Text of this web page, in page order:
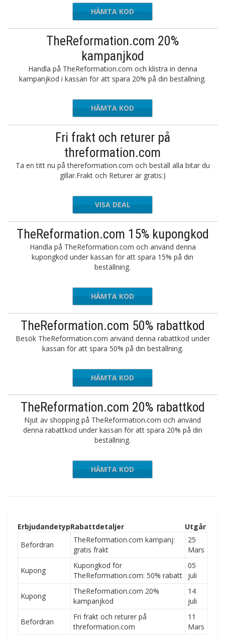
million
HÄMTA KOD
TheReformation.com 20%
kampanjkod
Handla på TheReformation.com och klistra in denna
kampanjkod i kassan för att spara 20% på din beställning.
RTHMAMA
HÄMTA KOD
Fri frakt och returer på
threformation.com
Ta en titt nu på thereformation.com och beställ alla bitar du
gillar.Frakt och Returer är gratis:)
VISA DEAL
TheReformation.com 15% kupongkod
Handla på TheReformation.com och använd denna
kupongkod under kassan för att spara 15% på din
beställning.
CTOLY15
HÄMTA KOD
TheReformation.com 50% rabattkod
Besök TheReformation.com använd denna rabattkod under
kassan för att spara 50% på din beställning.
million
HÄMTA KOD
TheReformation.com 20% rabattkod
Njut av shopping på TheReformation.com och använd
denna rabattkod under kassan för att spara 20% på din
beställning.
RTHMAMA
HÄMTA KOD
ErbjudandetypRabattdetaljer
Utgår
Befordran
TheReformation.com kampanj:
gratis frakt
25
Mars
Kupong
Kupongkod för
TheReformation.com: 50% rabatt
05
juli
Kupong
TheReformation.com 20%
kampanjkod
14
juli
Befordran
Fri frakt och returer på
threformation.com
11
Mars